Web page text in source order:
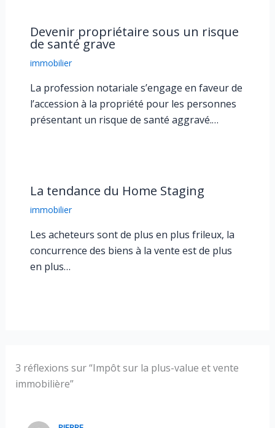
Devenir propriétaire sous un risque
de santé grave
immobilier
La profession notariale s’engage en faveur de
l’accession à la propriété pour les personnes
présentant un risque de santé aggravé.…
La tendance du Home Staging
immobilier
Les acheteurs sont de plus en plus frileux, la
concurrence des biens à la vente est de plus
en plus…
3 réflexions sur “Impôt sur la plus-value et vente
immobilière”